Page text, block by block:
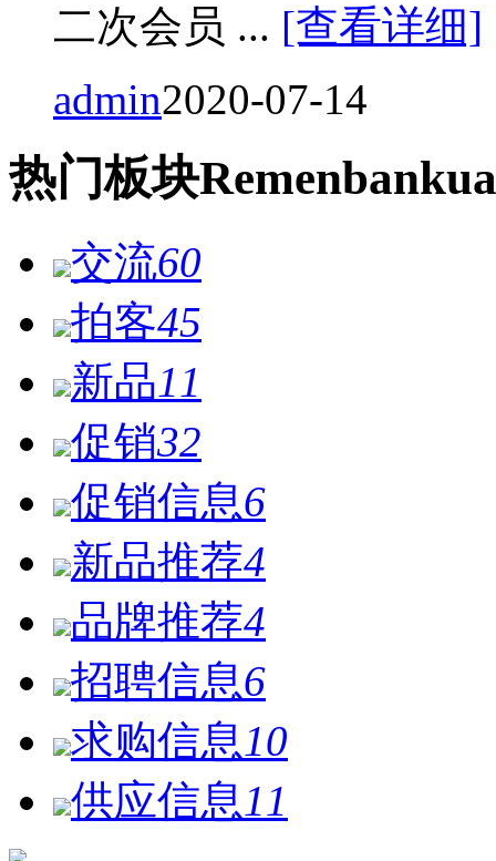
二次会员 ... [查看详细]
admin2020-07-14
热门板块Remen
交流60
拍客45
新品11
促销32
促销信息6
新品推荐4
品牌推荐4
招聘信息6
求购信息 10
供应信息 11